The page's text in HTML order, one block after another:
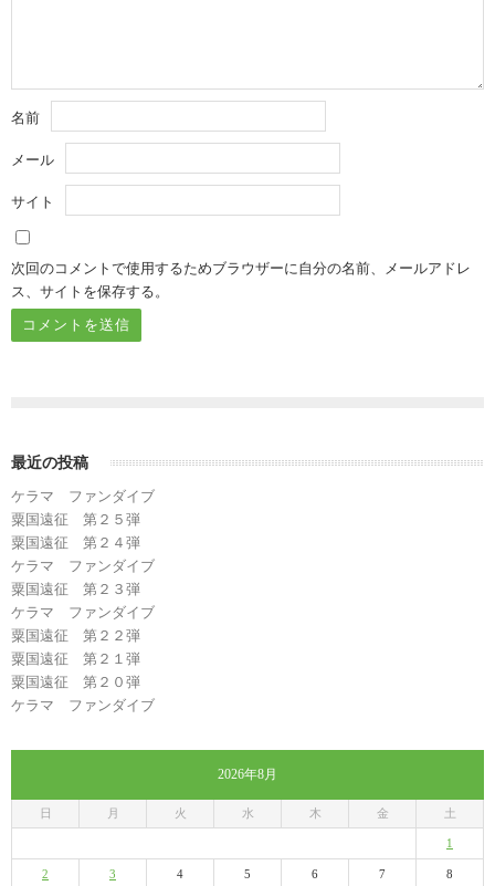
名前
メール
サイト
次回のコメントで使用するためブラウザーに自分の名前、メールアドレ
ス、サイトを保存する。
最近の投稿
ケラマ ファンダイブ
粟国遠征 第２５弾
粟国遠征 第２４弾
ケラマ ファンダイブ
粟国遠征 第２３弾
ケラマ ファンダイブ
粟国遠征 第２２弾
粟国遠征 第２１弾
粟国遠征 第２０弾
ケラマ ファンダイブ
2026年8月
日 月 火 水 木 金 土
1
2 3 4 5 6 7 8